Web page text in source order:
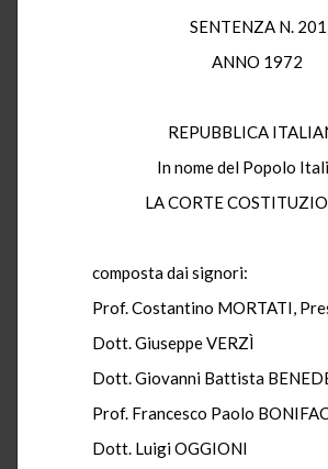
SENTENZA N. 201
ANNO 1972
REPUBBLICA
In nome del Popolo
LA CORTE
composta dai signori:
Prof. Costantino MORTATI,
Dott. Giuseppe VERZÌ
Dott. Giovanni Battista
Prof. Francesco Paolo
Dott. Luigi OGGIONI